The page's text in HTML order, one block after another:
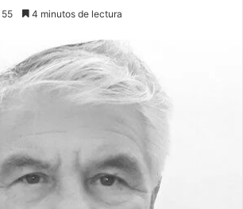
55 4 minutos de lectura